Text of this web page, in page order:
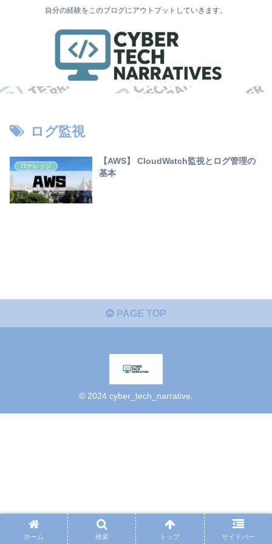
自分の経験をこのブログにアウトプットしていきます。
ログ監視
ITナレッジ
【AWS】 CloudWatch監視とログ管理の
基本
PAGE TOP
© 2024 cyber_tech_narrative.
ホーム 検索 トップ サイドバー